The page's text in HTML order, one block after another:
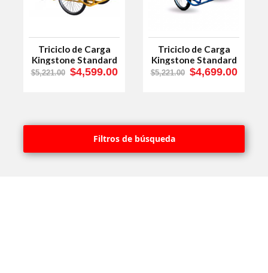
Triciclo de Carga
Kingstone Standard
Industrial R.26
$5,221.00 $4,599.00
Triciclo de Carga
Kingstone Standard
Azul R.26
$5,221.00 $4,699.00
Filtros de búsqueda